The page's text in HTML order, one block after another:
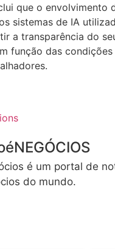
que o envolvimento
sistemas de IA
a transparência do
função das condições
é um portal de
do mundo.